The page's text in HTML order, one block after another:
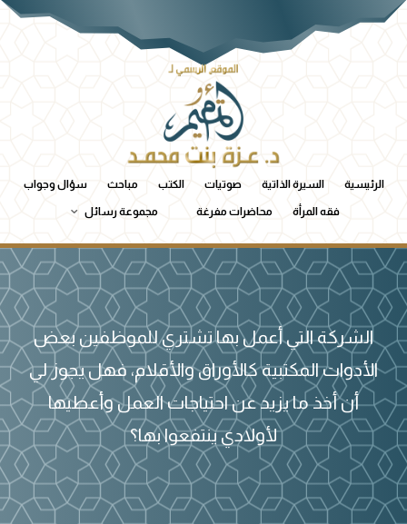
الرئيسية السيرة الذاتية صوتيات الكتب مباحث سؤال وجواب
فقه المرأة محاضرات مفرغة مجموعة رسائل
الشركة التي أعمل بها تشتري للموظفين بعض
الأدوات المكتبية كالأوراق والأقلام، فهل يجوز لي
أن أخذ ما يزيد عن احتياجات العمل وأعطيها
لأولادي ينتفعوا بها؟